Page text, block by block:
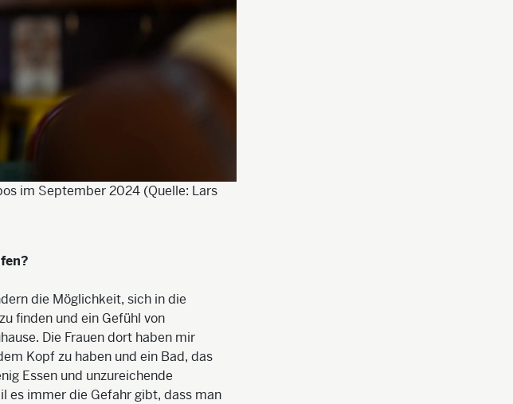
im September 2024 (Quelle: Lars
die Möglichkeit, sich in die
finden und ein Gefühl von
Die Frauen dort haben mir
Kopf zu haben und ein Bad, das
Essen und unzureichende
es immer die Gefahr gibt, dass man